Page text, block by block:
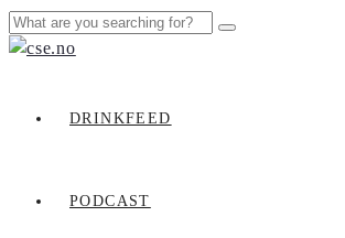
DRINKFEED
PODCAST